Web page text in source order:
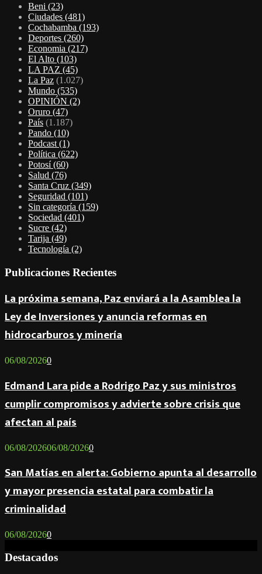
Beni (23)
Ciudades (481)
Cochabamba (193)
Deportes (260)
Economia (217)
El Alto (103)
LA PAZ (45)
La Paz (1.027)
Mundo (535)
OPINIÓN (2)
Oruro (47)
País (1.187)
Pando (10)
Podcast (1)
Política (622)
Potosí(60)
Salud (76)
Santa Cruz (349)
Seguridad (101)
Sin categoría (159)
Sociedad (401)
Sucre (42)
Tarija (49)
Tecnología (2)
Publicaciones Recientes
La próxima semana, Paz enviará a la Asamblea la
Ley de Inversiones y anuncia reformas en
hidrocarburos y minería
06/08/20260
Edmand Lara pide a Rodrigo Paz y sus ministros
cumplir compromisos y advierte sobre crisis que
afectan al país
06/08/202606/08/20260
San Matías en alerta: Gobierno apunta al desarrollo
y mayor presencia estatal para combatir la
criminalidad
06/08/20260
Destacados